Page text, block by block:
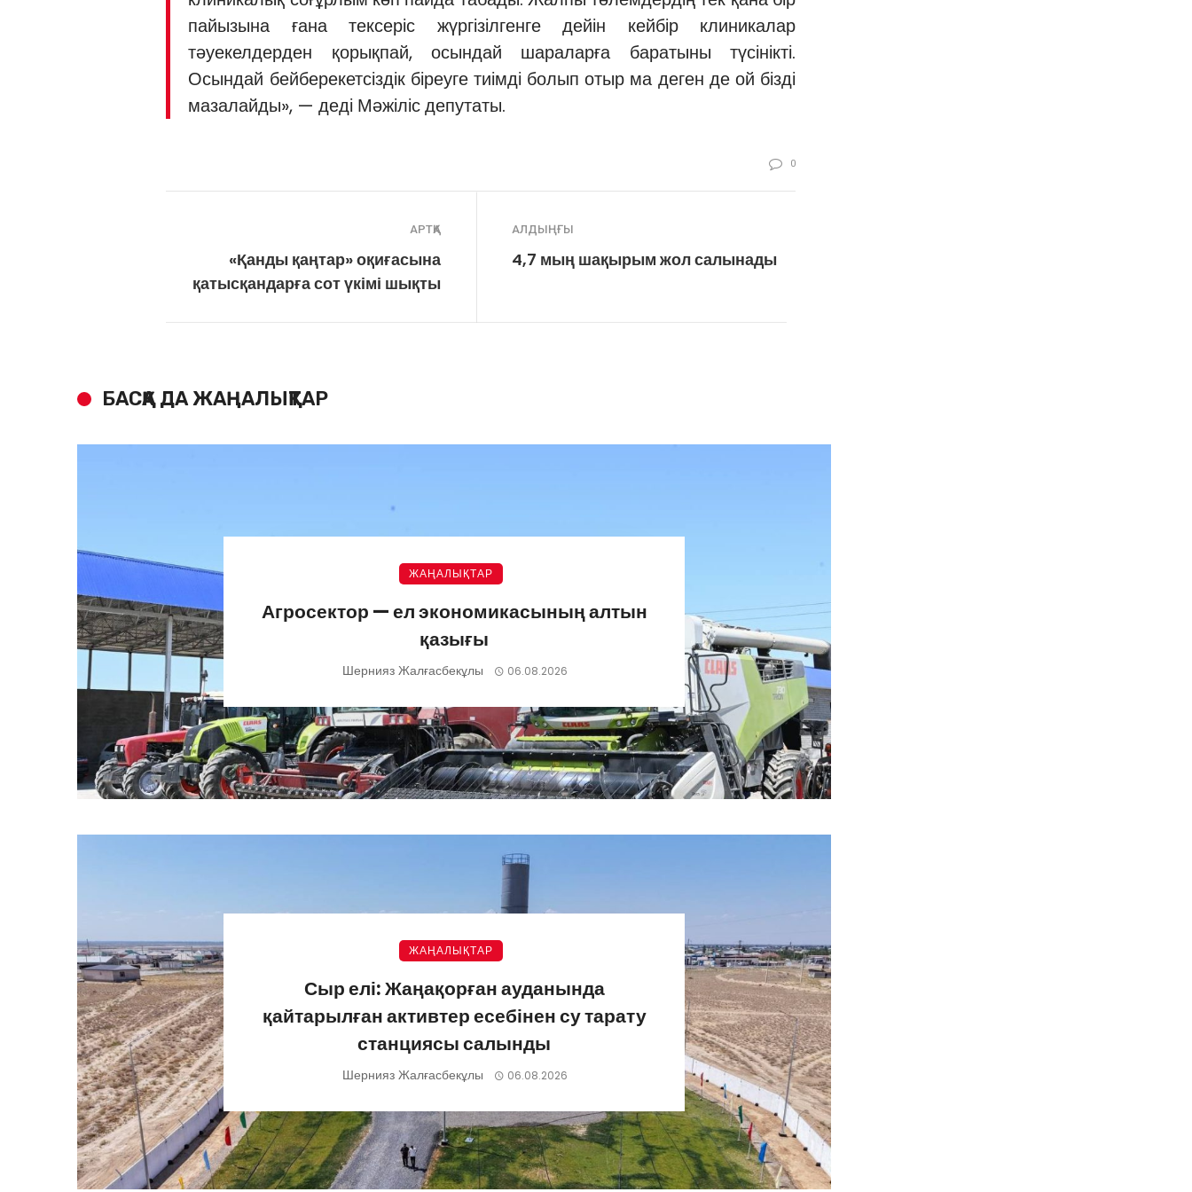
пайызына ғана тексеріс жүргізілгенге дейін кейбір клиникалар
тәуекелдерден қорықпай, осындай шараларға баратыны түсінікті.
Осындай бейберекетсіздік біреуге тиімді болып отыр ма деген де ой бізді
мазалайды», — деді Мәжіліс депутаты.
0
АРТҚА
«Қанды қаңтар» оқиғасына
қатысқандарға сот үкімі шықты
АЛДЫҢҒЫ
4,7 мың шақырым жол салынады
БАСҚА ДА ЖАҢАЛЫҚТАР
ЖАҢАЛЫҚТАР
Агросектор — ел экономикасының алтын
қазығы
Шернияз Жалғасбекұлы 06.08.2026
ЖАҢАЛЫҚТАР
Сыр елі: Жаңақорған ауданында
қайтарылған активтер есебінен су тарату
станциясы салынды
Шернияз Жалғасбекұлы 06.08.2026